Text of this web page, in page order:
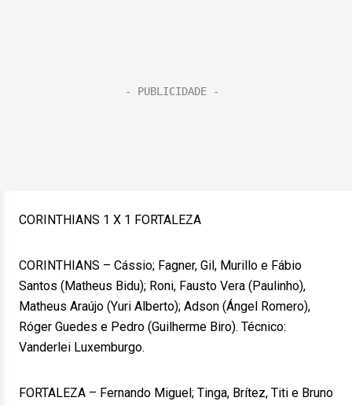
CORINTHIANS 1 X 1 FORTALEZA
CORINTHIANS – Cássio; Fagner, Gil, Murillo e Fábio
Santos (Matheus Bidu); Roni, Fausto Vera (Paulinho),
Matheus Araújo (Yuri Alberto); Adson (Ángel Romero),
Róger Guedes e Pedro (Guilherme Biro). Técnico:
Vanderlei Luxemburgo.
FORTALEZA – Fernando Miguel; Tinga, Brítez, Titi e Bruno